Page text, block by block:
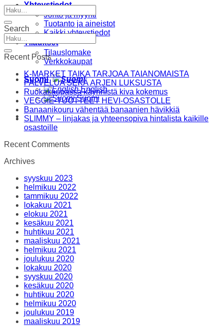
Yhteystiedot
Johto ja myynti
Tuotanto ja aineistot
Kaikki yhteystiedot
Tilaukset
Tilauslomake
Verkkokaupat
Suomi
English
Suomi
Search
Recent Posts
K-MARKET TAIKA TARJOAA TAIANOMAISTA
PALVELUA SEKÄ ARJEN LUKSUSTA
Ruokakaupassa käynnistä kiva kokemus
VEGGIE-TUOTTEET HEVI-OSASTOLLE
Banaanikouru vähentää banaanien hävikkiä
SLIMMY – linjakas ja yhteensopiva hintalista kaikille
osastoille
Recent Comments
Archives
syyskuu 2023
helmikuu 2022
tammikuu 2022
lokakuu 2021
elokuu 2021
kesäkuu 2021
huhtikuu 2021
maaliskuu 2021
helmikuu 2021
joulukuu 2020
lokakuu 2020
syyskuu 2020
kesäkuu 2020
huhtikuu 2020
helmikuu 2020
joulukuu 2019
maaliskuu 2019